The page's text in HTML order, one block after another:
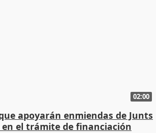
02:00
apoyarán enmiendas de Junts
el trámite de financiación